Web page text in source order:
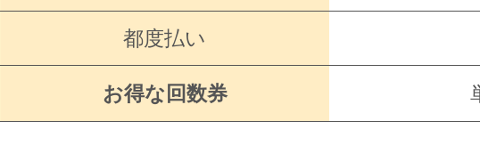
都度払い
お得な回数券